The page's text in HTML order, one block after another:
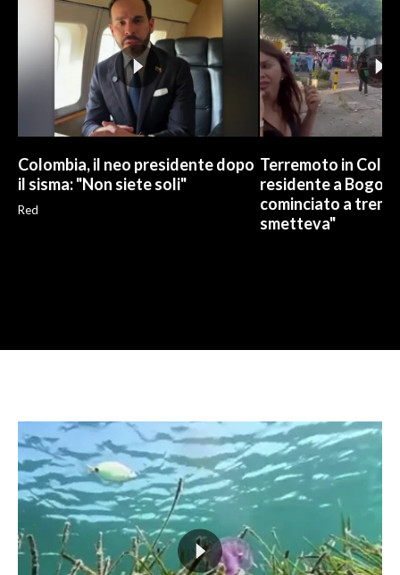
Colombia, il neo presidente dopo
il sisma: "Non siete soli"
Red
Terremoto in
residente a
cominciato a
smetteva"